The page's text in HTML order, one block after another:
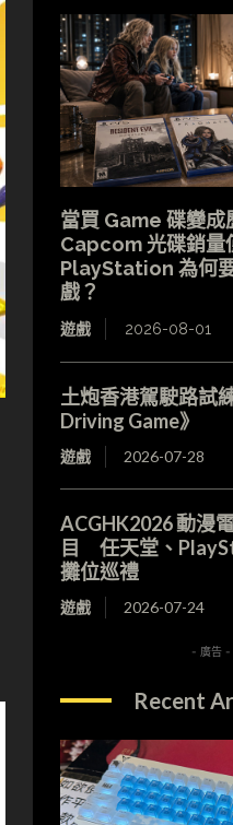
當買 Game 碟變成
Capcom 光碟銷量
PlayStation 為何
戲？
遊戲 2026-08-01
土炮香港駕駛路試
Driving Game》
遊戲 2026-07-28
ACGHK2026 動漫
目 任天堂、
攤位巡禮
遊戲 2026-07-24
- 廣告 -
Recent